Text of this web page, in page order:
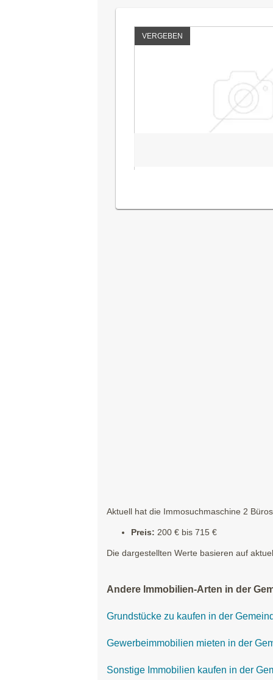
VERGEBEN
Aktuell hat die Immosuchmaschine 2
Preis: 200 € bis 715 €
Die dargestellten Werte basieren auf
Andere Immobilien-Arten in der
Grundstücke zu kaufen in der
Gewerbeimmobilien mieten in der
Sonstige Immobilien kaufen in der